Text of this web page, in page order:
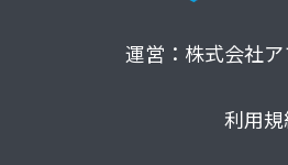
運営：株式会社
利用規